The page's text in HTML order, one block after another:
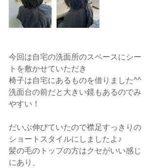
今回は自宅の洗面所のスペースにシー
トを敷かせていただき
椅子は自宅にあるものを借りました^^
洗面台の前だと大きい鏡もあるのでみ
やすい！
だいぶ伸びていたので襟足すっきりの
ショートスタイルにしましたよ♪
髪の毛のトップの方はクセがいい感じ
にあり、